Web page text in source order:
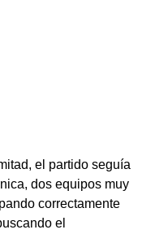
el partido seguía
dos equipos muy
correctamente
el